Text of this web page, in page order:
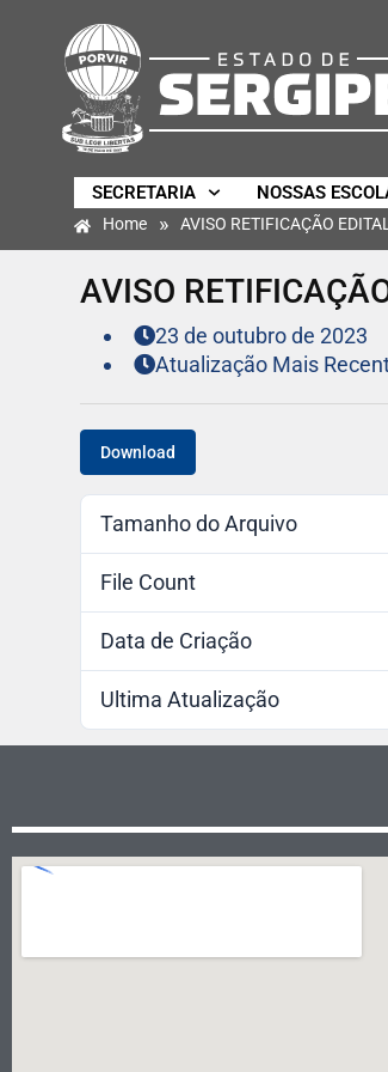
SECRETARIA NOSSAS
Home » AVISO RETIFICAÇÃO
AVISO
23 de outubro de 2023
Atualização Mais
Download
Tamanho do Arquivo
File Count
Data de Criação
Ultima Atualização